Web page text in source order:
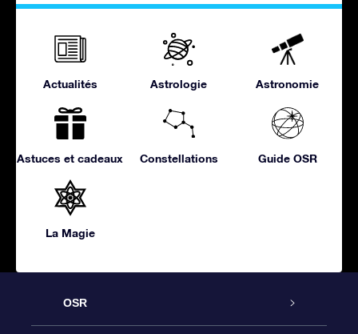
Actualités Astrologie Astronomie
Astuces et cadeaux Constellations Guide OSR
La Magie
OSR